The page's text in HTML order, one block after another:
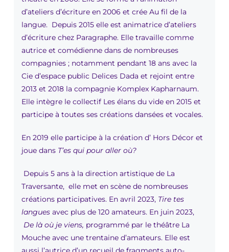
d’ateliers d’écriture en 2006 et crée Au fil de la
langue. Depuis 2015 elle est animatrice d’ateliers
d’écriture chez Paragraphe. Elle travaille comme
autrice et comédienne dans de nombreuses
compagnies ; notamment pendant 18 ans avec la
Cie d’espace public Delices Dada et rejoint entre
2013 et 2018 la compagnie Komplex Kapharnaum.
Elle intègre le collectif Les élans du vide en 2015 et
participe à toutes ses créations dansées et vocales.
En 2019 elle participe à la création d’ Hors Décor et
joue dans T’es qui pour aller où?
Depuis 5 ans à la direction artistique de La
Traversante, elle met en scène de nombreuses
créations participatives. En avril 2023, Tire tes
langues avec plus de 120 amateurs. En juin 2023,
De là où je viens, programmé par le théâtre La
Mouche avec une trentaine d’amateurs. Elle est